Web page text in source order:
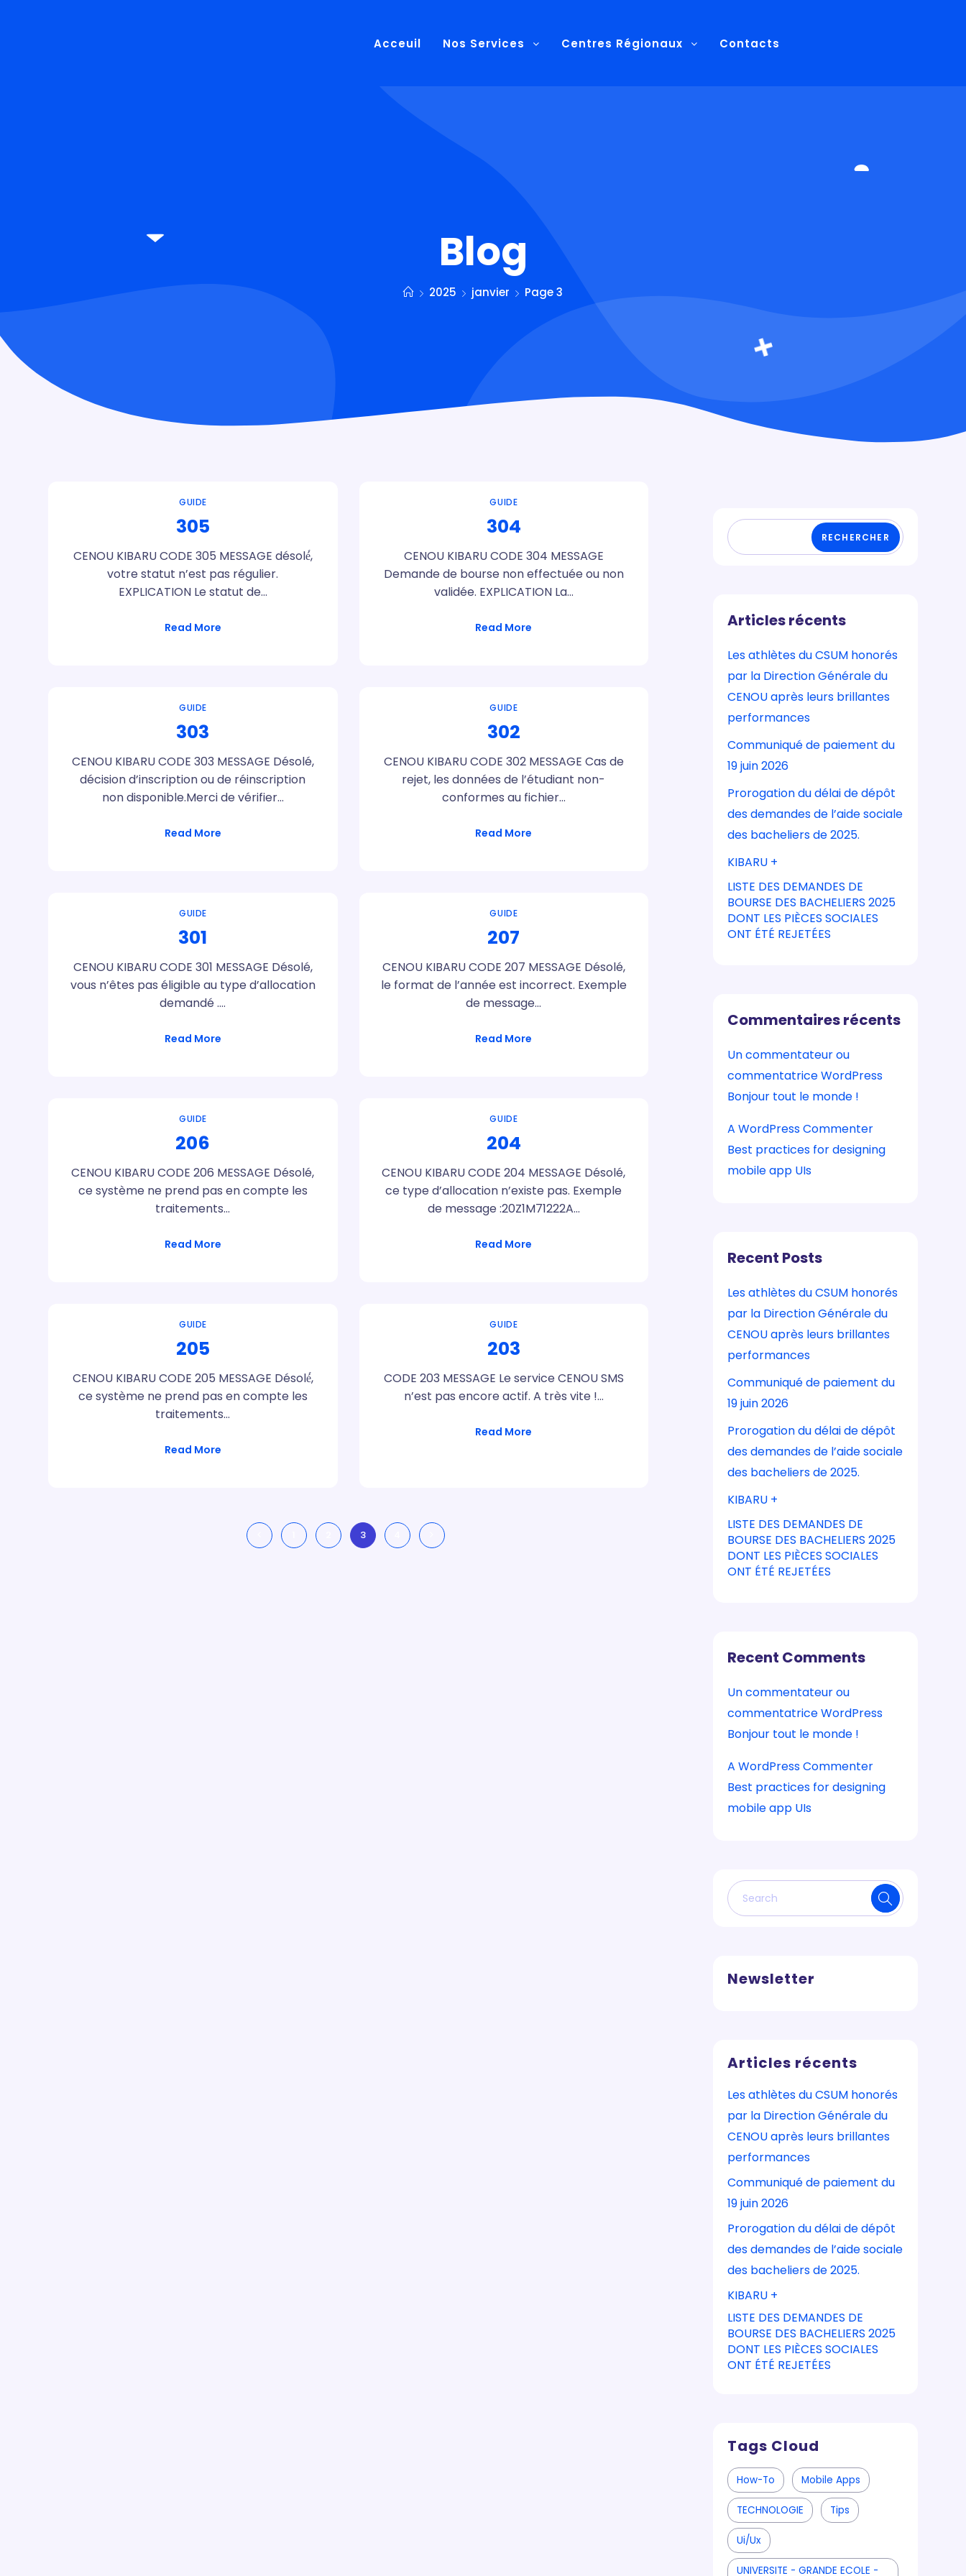
Acceuil Nos Services Centres Régionaux Contacts
Blog
2025 janvier Page 3
GUIDE
305
CENOU KIBARU CODE 305 MESSAGE désolé́,
votre statut n’est pas régulier.
EXPLICATION Le statut de…
Read More
GUIDE
304
CENOU KIBARU CODE 304 MESSAGE
Demande de bourse non effectuée ou non
validée. EXPLICATION La…
Read More
GUIDE
303
CENOU KIBARU CODE 303 MESSAGE Désolé,
décision d’inscription ou de réinscription
non disponible.Merci de vérifier…
Read More
GUIDE
302
CENOU KIBARU CODE 302 MESSAGE Cas de
rejet, les données de l’étudiant non-
conformes au fichier…
Read More
GUIDE
301
CENOU KIBARU CODE 301 MESSAGE Désolé,
vous n’êtes pas éligible au type d’allocation
demandé .…
Read More
GUIDE
207
CENOU KIBARU CODE 207 MESSAGE Désolé,
le format de l’année est incorrect. Exemple
de message…
Read More
GUIDE
206
CENOU KIBARU CODE 206 MESSAGE Désolé,
ce système ne prend pas en compte les
traitements…
Read More
GUIDE
204
CENOU KIBARU CODE 204 MESSAGE Désolé,
ce type d’allocation n’existe pas. Exemple
de message :20Z1M71222A…
Read More
GUIDE
205
CENOU KIBARU CODE 205 MESSAGE Désolé́,
ce système ne prend pas en compte les
traitements…
Read More
GUIDE
203
CODE 203 MESSAGE Le service CENOU SMS
n’est pas encore actif. A très vite !…
Read More
3
RECHERCHER
Articles récents
Les athlètes du CSUM honorés
par la Direction Générale du
CENOU après leurs brillantes
performances
Communiqué de paiement du
19 juin 2026
Prorogation du délai de dépôt
des demandes de l’aide sociale
des bacheliers de 2025.
KIBARU +
LISTE DES DEMANDES DE
BOURSE DES BACHELIERS 2025
DONT LES PIÈCES SOCIALES
ONT ÉTÉ REJETÉES
Commentaires récents
Un commentateur ou
commentatrice WordPress
Bonjour tout le monde !
A WordPress Commenter
Best practices for designing
mobile app UIs
Recent Posts
Les athlètes du CSUM honorés
par la Direction Générale du
CENOU après leurs brillantes
performances
Communiqué de paiement du
19 juin 2026
Prorogation du délai de dépôt
des demandes de l’aide sociale
des bacheliers de 2025.
KIBARU +
LISTE DES DEMANDES DE
BOURSE DES BACHELIERS 2025
DONT LES PIÈCES SOCIALES
ONT ÉTÉ REJETÉES
Recent Comments
Un commentateur ou
commentatrice WordPress
Bonjour tout le monde !
A WordPress Commenter
Best practices for designing
mobile app UIs
Newsletter
Articles récents
Les athlètes du CSUM honorés
par la Direction Générale du
CENOU après leurs brillantes
performances
Communiqué de paiement du
19 juin 2026
Prorogation du délai de dépôt
des demandes de l’aide sociale
des bacheliers de 2025.
KIBARU +
LISTE DES DEMANDES DE
BOURSE DES BACHELIERS 2025
DONT LES PIÈCES SOCIALES
ONT ÉTÉ REJETÉES
Tags Cloud
How-To Mobile Apps
TECHNOLOGIE Tips
Ui/ux
UNIVERSITE - GRANDE ECOLE -